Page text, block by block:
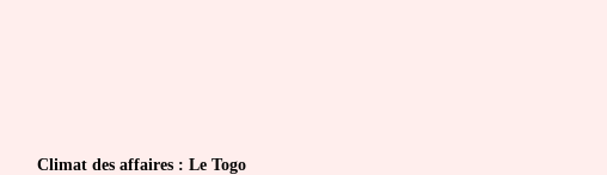
Climat des affaires : Le Togo